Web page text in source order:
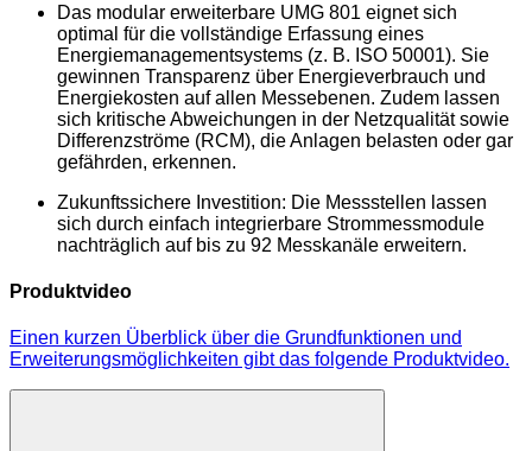
Das modular erweiterbare UMG 801 eignet sich
optimal für die vollständige Erfassung eines
Energiemanagementsystems (z. B. ISO 50001). Sie
gewinnen Transparenz über Energieverbrauch und
Energiekosten auf allen Messebenen. Zudem lassen
sich kritische Abweichungen in der Netzqualität sowie
Differenzströme (RCM), die Anlagen belasten oder gar
gefährden, erkennen.
Zukunftssichere Investition: Die Messstellen lassen
sich durch einfach integrierbare Strommessmodule
nachträglich auf bis zu 92 Messkanäle erweitern.
Produktvideo
Einen kurzen Überblick über die Grundfunktionen und
Erweiterungsmöglichkeiten gibt das folgende Produktvideo.